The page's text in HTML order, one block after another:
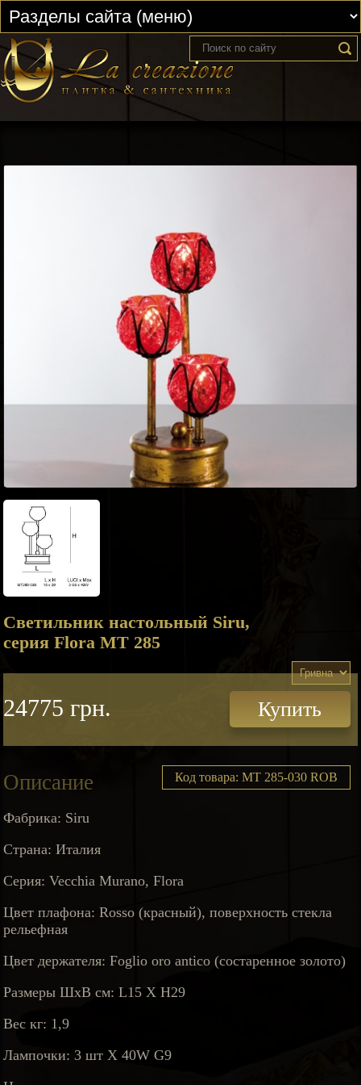
Светильник настольный Siru,
серия Flora MT 285
24775 грн. Купить
Описание Код товара: MT 285-030 ROB
Фабрика: Siru
Страна: Италия
Серия: Vecchia Murano, Flora
Цвет плафона: Rosso (красный), поверхность стекла
рельефная
Цвет держателя: Foglio oro antico (состаренное золото)
Размеры ШхВ см: L15 Х H29
Вес кг: 1,9
Лампочки: 3 шт X 40W G9